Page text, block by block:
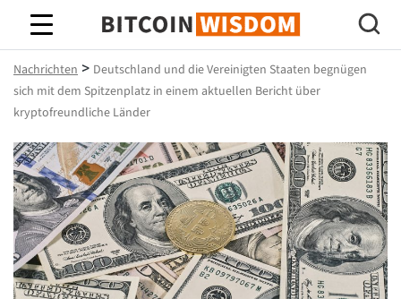
Bitcoin-Weisheit
Nachrichten > Deutschland und die Vereinigten Staaten begnügen
sich mit dem Spitzenplatz in einem aktuellen Bericht über
kryptofreundliche Länder